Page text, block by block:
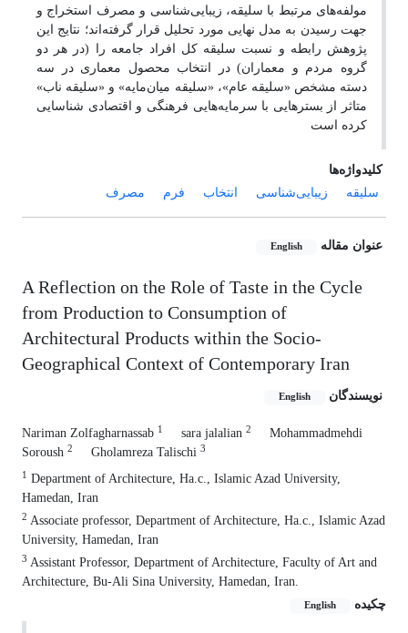
مولفه‌های مرتبط با سلیقه، زیبایی‌شناسی و مصرف استخراج و
جهت رسیدن به مدل نهایی مورد تحلیل قرار گرفته‌اند؛ نتایج این
پژوهش رابطه و نسبت سلیقه کل افراد جامعه را (در هر دو
گروه مردم و معماران) در انتخاب محصول معماری در سه
دسته مشخص «سلیقه عام»، «سلیقه میان‌مایه» و «سلیقه ناب»
متاثر از بستر‌هایی با سرمایه‌هایی فرهنگی و اقتصادی شناسایی
کرده است
کلیدواژه‌ها
سلیقه
زیبایی‌شناسی انتخاب فرم مصرف
عنوان مقاله English
A Reflection on the Role of Taste in the Cycle
from Production to Consumption of
Architectural Products within the Socio-
Geographical Context of Contemporary Iran
نویسندگان English
Nariman Zolfagharnassab 1 sara jalalian 2
Mohammadmehdi
Soroush 2 Gholamreza Talischi 3
1
Department of Architecture, Ha.c., Islamic Azad University,
Hamedan, Iran
2 Associate professor, Department of Architecture, Ha.c., Islamic Azad
University, Hamedan, Iran
3 Assistant Professor, Department of Architecture, Faculty of Art and
Architecture, Bu-Ali Sina University, Hamedan, Iran.
چکیده
English